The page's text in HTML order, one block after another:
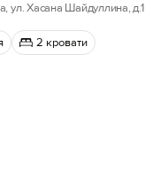
ул. Хасана Шайдуллина, д.1
2 кровати